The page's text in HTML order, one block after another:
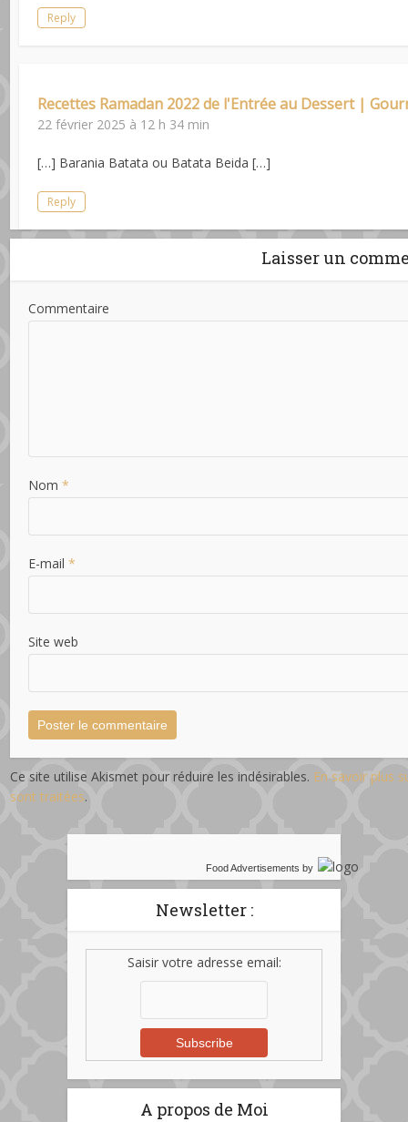
Reply
Recettes Ramadan 2022 de l'Entrée au Dessert |
22 février 2025 à 12 h 34 min
[…] Barania Batata ou Batata Beida […]
Reply
Laisser un
Commentaire
Nom*
E-mail*
Site web
Ce site utilise Akismet pour réduire les indésirables. En savoir plus
sont traitées.
Food Advertisements by
Newsletter :
Saisir votre adresse email:
A propos de Moi